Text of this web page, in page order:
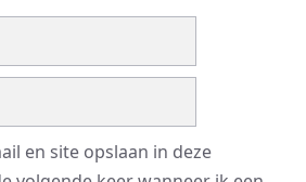
en site opslaan in deze